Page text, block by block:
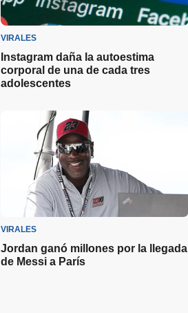
VIRALES
Instagram daña la autoestima
corporal de una de cada tres
adolescentes
VIRALES
Jordan ganó millones por la llegada
de Messi a París